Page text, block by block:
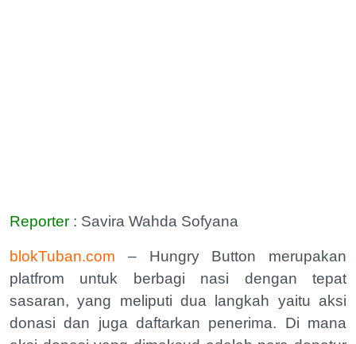
Reporter : Savira Wahda Sofyana
blokTuban.com – Hungry Button merupakan
platfrom untuk berbagi nasi dengan tepat
sasaran, yang meliputi dua langkah yaitu aksi
donasi dan juga daftarkan penerima. Di mana